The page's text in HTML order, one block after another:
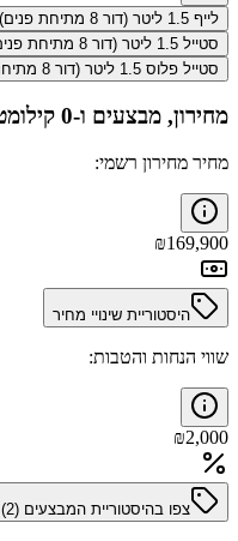
לייף 1.5 ליטר (דור 8 מתיחת פנים)
סטייל 1.5 ליטר (דור 8 מתיחת פנים)
סטייל פלוס 1.5 ליטר (דור 8 מתיחת פנים)
מחירון, מבצעים ו-0 קילומטר
מחיר מחירון רשמי:
₪169,900
היסטוריית שינויי מחיר
שווי הנחות והטבות:
₪2,000
צפו בהיסטוריית המבצעים (2
)